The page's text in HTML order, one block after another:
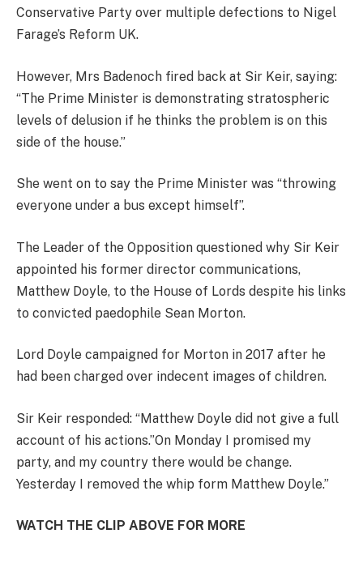
Conservative Party over multiple defections to Nigel
Farage’s Reform UK.
However, Mrs Badenoch fired back at Sir Keir, saying:
“The Prime Minister is demonstrating stratospheric
levels of delusion if he thinks the problem is on this
side of the house.”
She went on to say the Prime Minister was “throwing
everyone under a bus except himself”.
The Leader of the Opposition questioned why Sir Keir
appointed his former director communications,
Matthew Doyle, to the House of Lords despite his links
to convicted paedophile Sean Morton.
Lord Doyle campaigned for Morton in 2017 after he
had been charged over indecent images of children.
Sir Keir responded: “Matthew Doyle did not give a full
account of his actions.”On Monday I promised my
party, and my country there would be change.
Yesterday I removed the whip form Matthew Doyle.”
WATCH THE CLIP ABOVE FOR MORE